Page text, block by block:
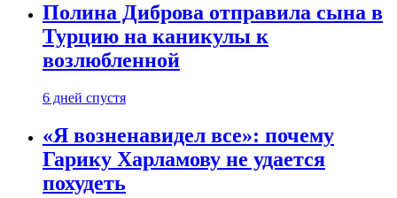
Полина Диброва отправила сына в
Турцию на каникулы к
возлюбленной
6 дней спустя
«Я возненавидел все»: почему
Гарику Харламову не удается
похудеть